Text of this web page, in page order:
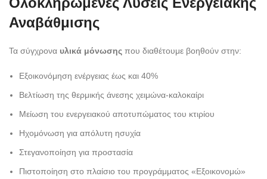
Αναβάθμισης
Τα σύγχρονα υλικά μόνωσης που διαθέτουμε βοηθούν στην:
Εξοικονόμηση ενέργειας έως και 40%
Βελτίωση της θερμικής άνεσης χειμώνα-καλοκαίρι
Μείωση του ενεργειακού αποτυπώματος του κτιρίου
Ηχομόνωση για απόλυτη ησυχία
Στεγανοποίηση για προστασία
Πιστοποίηση στο πλαίσιο του προγράμματος «Εξοικονομώ»